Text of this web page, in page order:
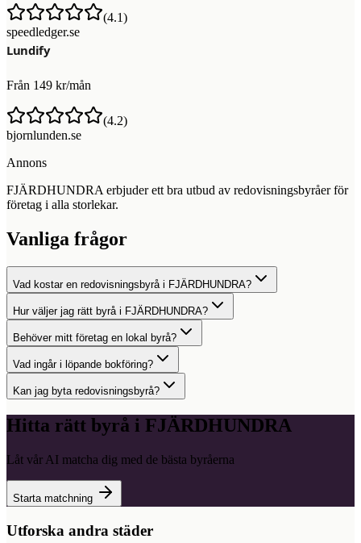
(4.1)
speedledger.se
Från 149 kr/mån
(4.2)
bjornlunden.se
Annons
FJÄRDHUNDRA erbjuder ett bra utbud av redovisningsbyråer för
företag i alla storlekar.
Vanliga frågor
Vad kostar en redovisningsbyrå i FJÄRDHUNDRA?
Hur väljer jag rätt byrå i FJÄRDHUNDRA?
Behöver mitt företag en lokal byrå?
Vad ingår i löpande bokföring?
Kan jag byta redovisningsbyrå?
Hitta rätt byrå i FJÄRDHUNDRA
Låt vår AI matcha dig med de bästa byråerna
Starta matchning
Utforska andra städer